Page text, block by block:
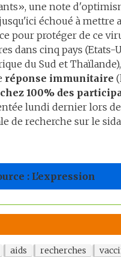
une note
échoué à mettre
pour protéger de ce
dans cinq pays (Etats-
du Sud et
réponse immunitaire
chez 100% des
lundi dernier lors
de recherche sur le
: L'expression
aids recherches